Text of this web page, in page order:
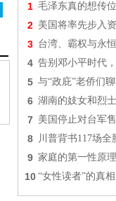
1 毛泽东真的想传
2 美国将率先步入
3 台湾、霸权与永
4 告别邓小平时代
5 与“政庇”老侨们
6 湖南的妓女和烈士
7 美国停止对台军
8 川普背书117场
9 家庭的第一性原
10 “女性读者”的真